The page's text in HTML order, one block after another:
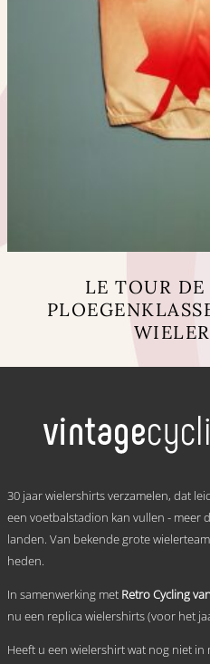
LE TOUR
30 jaar wielershirts verzamelen, dat
een voetbalstadion kan vullen - meer
landen. Van bekende grote
heden.
In samenwerking met Retro Cycling
nu een replica wielershirts (voor het
Heeft u een wielershirt wat nog niet in